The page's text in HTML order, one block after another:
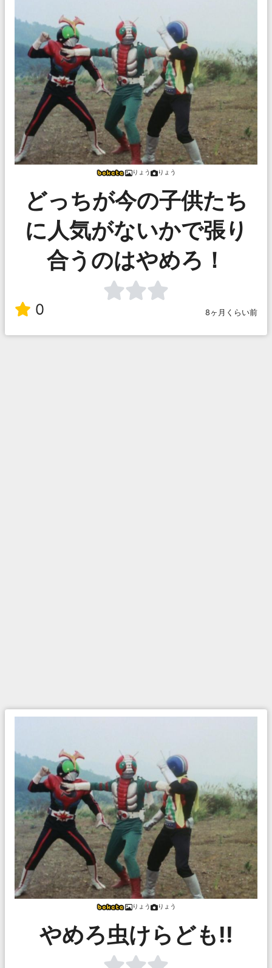
りょう りょう
どっちが今の子供たち
に人気がないかで張り
合うのはやめろ！
0 8ヶ月くらい前
りょう りょう
やめろ虫けらども!!